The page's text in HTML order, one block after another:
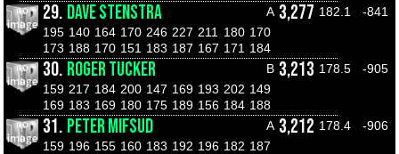
29. DAVE STENSTRA A 3,277 182.1
-841
195 140 164 170 246 227 211 180 170
173 188 170 151 183 187 167 171 184
30. ROGER TUCKER B 3,213 178.5
-905
159 217 184 200 147 169 193 202 149
169 183 169 180 175 189 156 184 188
31. PETER MIFSUD A 3,212 178.4
-906
159 196 155 160 183 192 196 182 187